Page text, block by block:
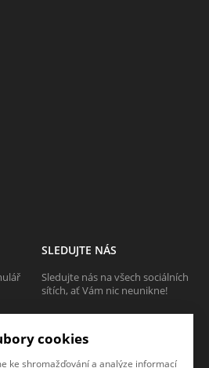
SLEDUJTE NÁS
Sledujte nás na všech sociálních
sítích, ať Vám nic neunikne!
cookies
ke shromažďování a analýze informací